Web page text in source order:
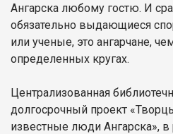
Ангарска любому гостю. И
обязательно выдающиеся
или ученые, это ангарчане,
определенных кругах.
Централизованная
долгосрочный проект
известные люди Ангарска»,